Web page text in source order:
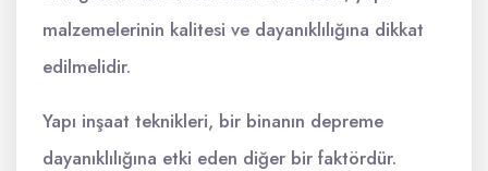
malzemelerinin kalitesi ve dayanıklılığına dikkat
edilmelidir.
Yapı inşaat teknikleri, bir binanın depreme
dayanıklılığına etki eden diğer bir faktördür.